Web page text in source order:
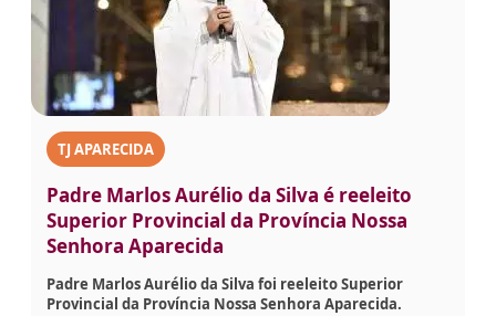
TJ APARECIDA
Padre Marlos Aurélio da Silva é reeleito
Superior Provincial da Província Nossa
Senhora Aparecida
Padre Marlos Aurélio da Silva foi reeleito Superior
Provincial da Província Nossa Senhora Aparecida.